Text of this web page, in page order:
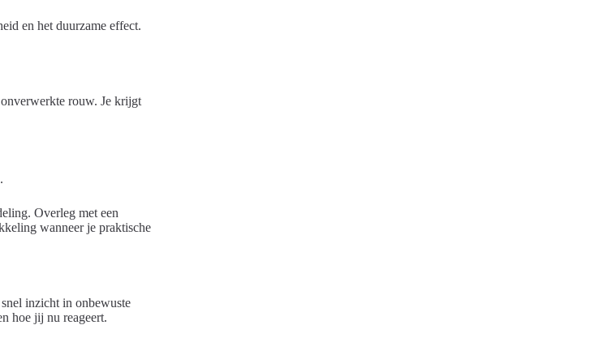
en het duurzame effect.
rouw. Je krijgt
Overleg met een
wanneer je praktische
inzicht in onbewuste
hoe jij nu reageert.